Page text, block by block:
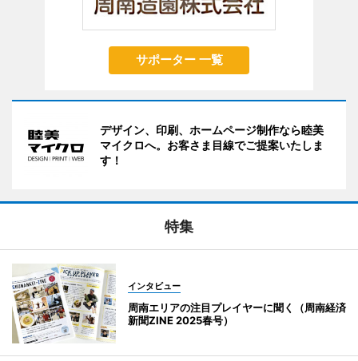
サポーター 一覧
デザイン、印刷、ホームページ制作なら睦美
マイクロへ。お客さま目線でご提案いたしま
す！
特集
インタビュー
周南エリアの注目プレイヤーに聞く（周南経済
新聞ZINE 2025春号）